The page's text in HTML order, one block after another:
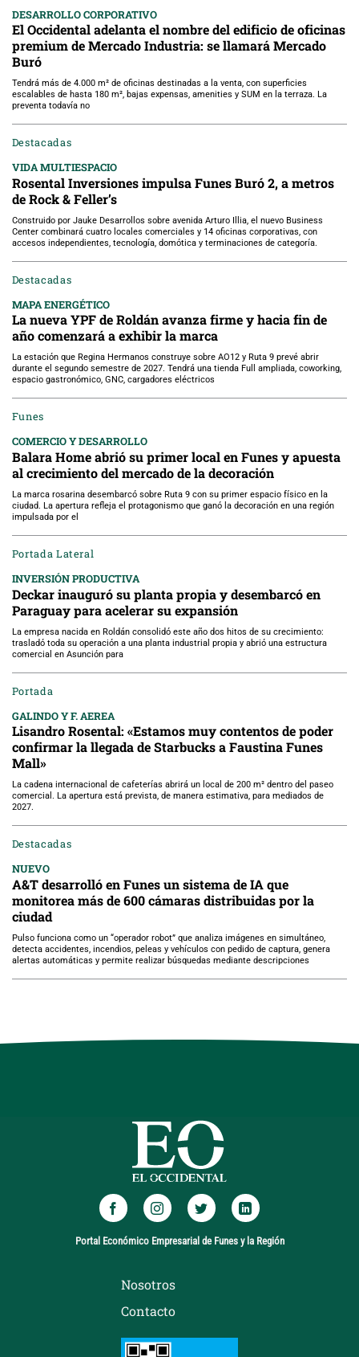
DESARROLLO CORPORATIVO
El Occidental adelanta el nombre del edificio de oficinas
premium de Mercado Industria: se llamará Mercado
Buró
Tendrá más de 4.000 m² de oficinas destinadas a la venta, con superficies
escalables de hasta 180 m², bajas expensas, amenities y SUM en la terraza. La
preventa todavía no
Destacadas
VIDA MULTIESPACIO
Rosental Inversiones impulsa Funes Buró 2, a metros
de Rock & Feller’s
Construido por Jauke Desarrollos sobre avenida Arturo Illia, el nuevo Business
Center combinará cuatro locales comerciales y 14 oficinas corporativas, con
accesos independientes, tecnología, domótica y terminaciones de categoría.
Destacadas
MAPA ENERGÉTICO
La nueva YPF de Roldán avanza firme y hacia fin de
año comenzará a exhibir la marca
La estación que Regina Hermanos construye sobre AO12 y Ruta 9 prevé abrir
durante el segundo semestre de 2027. Tendrá una tienda Full ampliada, coworking,
espacio gastronómico, GNC, cargadores eléctricos
Funes
COMERCIO Y DESARROLLO
Balara Home abrió su primer local en Funes y apuesta
al crecimiento del mercado de la decoración
La marca rosarina desembarcó sobre Ruta 9 con su primer espacio físico en la
ciudad. La apertura refleja el protagonismo que ganó la decoración en una región
impulsada por el
Portada Lateral
INVERSIÓN PRODUCTIVA
Deckar inauguró su planta propia y desembarcó en
Paraguay para acelerar su expansión
La empresa nacida en Roldán consolidó este año dos hitos de su crecimiento:
trasladó toda su operación a una planta industrial propia y abrió una estructura
comercial en Asunción para
Portada
GALINDO Y F. AEREA
Lisandro Rosental: «Estamos muy contentos de poder
confirmar la llegada de Starbucks a Faustina Funes
Mall»
La cadena internacional de cafeterías abrirá un local de 200 m² dentro del paseo
comercial. La apertura está prevista, de manera estimativa, para mediados de
2027.
Destacadas
NUEVO
A&T desarrolló en Funes un sistema de IA que
monitorea más de 600 cámaras distribuidas por la
ciudad
Pulso funciona como un “operador robot” que analiza imágenes en simultáneo,
detecta accidentes, incendios, peleas y vehículos con pedido de captura, genera
alertas automáticas y permite realizar búsquedas mediante descripciones
Portal Económico Empresarial de Funes y la Región
Nosotros
Contacto